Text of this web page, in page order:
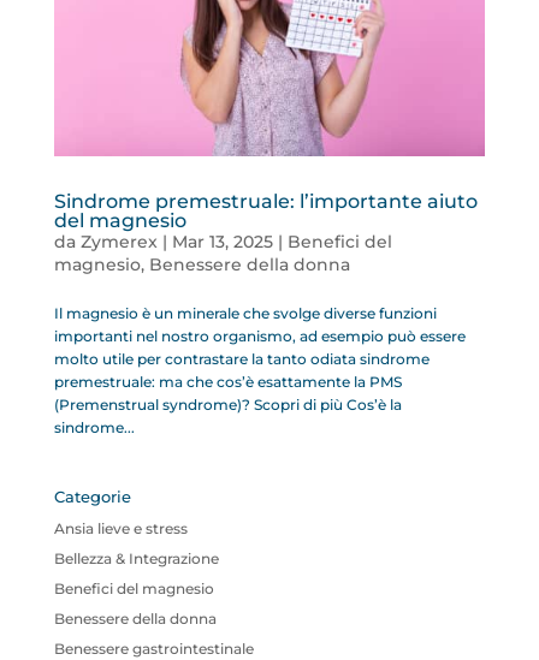
Sindrome premestruale: l’importante aiuto
del magnesio
da Zymerex| Mar 13, 2025| Benefici del
magnesio, Benessere della donna
Il magnesio è un minerale che svolge diverse funzioni
importanti nel nostro organismo, ad esempio può essere
molto utile per contrastare la tanto odiata sindrome
premestruale: ma che cos’è esattamente la PMS
(Premenstrual syndrome)? Scopri di più Cos’è la
sindrome...
Categorie
Ansia lieve e stress
Bellezza & Integrazione
Benefici del magnesio
Benessere della donna
Benessere gastrointestinale